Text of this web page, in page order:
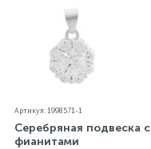
Артикул: 1998571-1
Серебряная подвеска с
фианитами